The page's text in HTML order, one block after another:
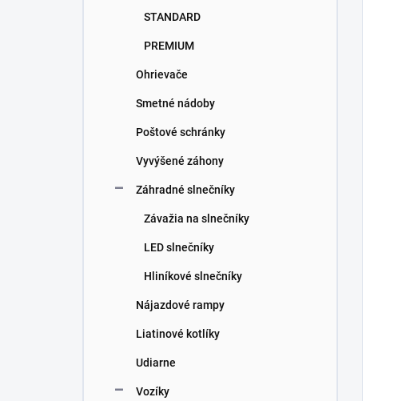
STANDARD
PREMIUM
Ohrievače
Smetné nádoby
Poštové schránky
Vyvýšené záhony
Záhradné slnečníky
Závažia na slnečníky
LED slnečníky
Hliníkové slnečníky
Nájazdové rampy
Liatinové kotlíky
Udiarne
Vozíky